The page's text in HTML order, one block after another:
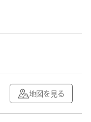
地図を見る